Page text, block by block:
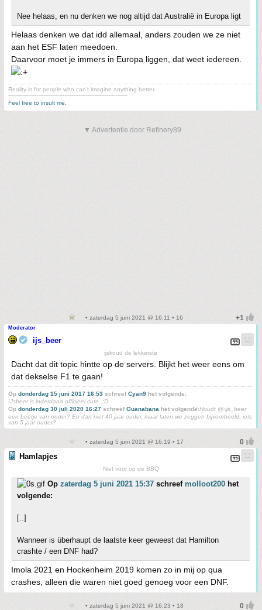
Nee helaas, en nu denken we nog altijd dat Australië in Europa ligt
Helaas denken we dat idd allemaal, anders zouden we ze niet
aan het ESF laten meedoen.
Daarvoor moet je immers in Europa liggen, dat weet iedereen.
Reality is for people who can't imagine anything better.
--------------------------------------------------------------------
Feel free to insult me.
▼ Advertentie door Refinery89
• zaterdag 5 juni 2021 @ 16:11 • 16
Moderator
ijs_beer
ijskoud de lekkerste
Dacht dat dit topic hintte op de servers. Blijkt het weer eens om
dat dekselse F1 te gaan!
Op donderdag 15 juni 2017 16:53 schreefCyan9 het volgende:
IJsbeer is inderdaad officieel cute. :D
Op donderdag 30 juli 2020 16:27 schreefGuanabana het volgende:Houdt @:ijs_beer
een beetje van ouder? En dan niet 40 jaar ouder, maar laten we zeggen bijvoorbeeld, iets
van 5 jaar ouder?
• zaterdag 5 juni 2021 @ 16:19 • 17
Hamlapjes
Niet voor op de BBQ
Op zaterdag 5 juni 2021 15:37 schreef molloot200 het
volgende:
[..]
Wanneer is überhaupt de laatste keer geweest dat Hamilton
crashte / een DNF had?
Imola 2021 en Hockenheim 2019 komen zo in mij op qua
crashes, alleen die waren niet goed genoeg voor een DNF.
• zaterdag 5 juni 2021 @ 16:23 • 18